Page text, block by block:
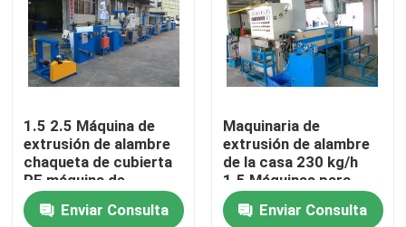
En casa
Productos
1.5 2.5 Máquina de
extrusión de alambre
chaqueta de cubierta
PE máquina de
fabricación de cables
de PVCEnviar Consulta
Maquinaria de
extrusión de alambre
de la casa 230 kg/h
1.5 Máquinas para
enrollar paquetes de
alta velocidad
Enviar Consulta